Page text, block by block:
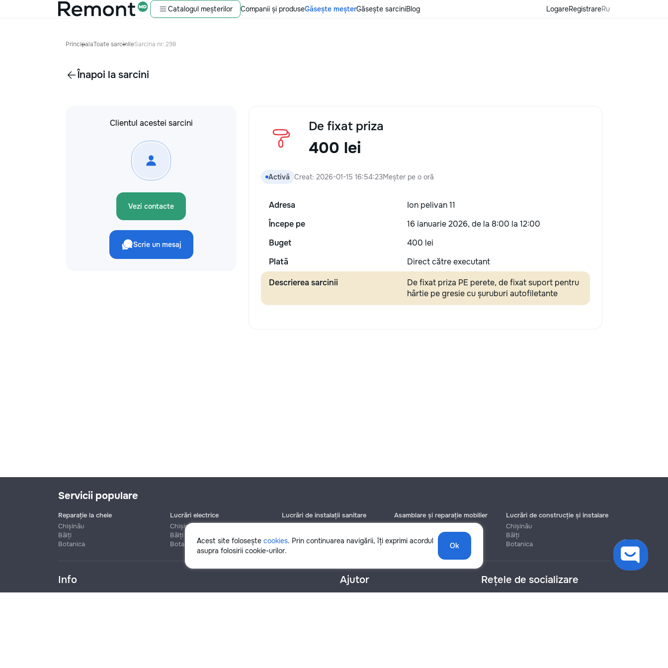
Catalogul meșterilor Companii și produseGăsește meșterGăsește sarciniBlog LogareRegistrareRu
PrincipalaToate sarcinileSarcina nr: 298
Înapoi la sarcini
Clientul acestei sarcini
Vezi contacte
Scrie un mesaj
De fixat priza
400 lei
Activă Creat: 2026-01-15 16:54:23Meșter pe o oră
Adresa
Ion pelivan 11
Începe pe
16 ianuarie 2026, de la 8:00 la 12:00
Buget
400 lei
Plată
Direct către executant
Descrierea sarcinii
De fixat priza PE perete, de fixat suport pentru
hârtie pe gresie cu șuruburi autofiletante
Telefon
Acest site folosește cookies. Prin continuarea navigării, îți exprimi acordul
asupra folosirii cookie-urilor.
Ok
Servicii populare
Reparație la cheie
Chișinău
Bălți
Botanica
Lucrări electrice
Chișinău
Bălți
Botanica
Lucrări de instalații sanitare
Botanica
Asamblare și reparație mobilier
Botanica
Lucrări de construcție și instalare
Chișinău
Bălți
Botanica
Info Ajutor Rețele de socializare